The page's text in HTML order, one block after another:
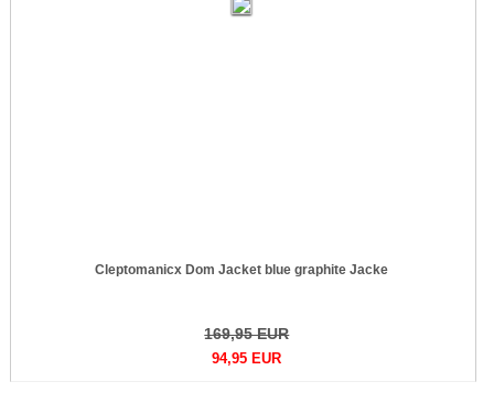
Cleptomanicx Dom Jacket blue graphite Jacke
169,95 EUR
94,95 EUR